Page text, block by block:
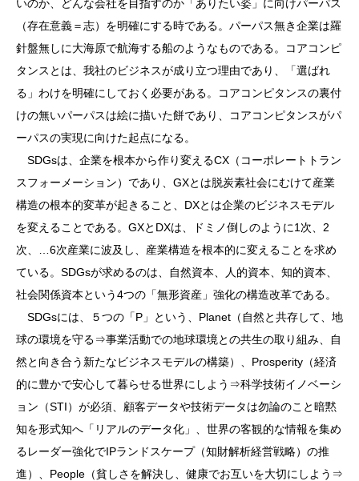
いのか、どんな会社を目指すのか「ありたい姿」に向けパーパス
（存在意義＝志）を明確にする時である。パーパス無き企業は羅
針盤無しに大海原で航海する船のようなものである。コアコンピ
タンスとは、我社のビジネスが成り立つ理由であり、「選ばれ
る」わけを明確にしておく必要がある。コアコンピタンスの裏付
けの無いパーパスは絵に描いた餅であり、コアコンピタンスがパ
ーパスの実現に向けた起点になる。
SDGsは、企業を根本から作り変えるCX（コーポレートトラン
スフォーメーション）であり、GXとは脱炭素社会にむけて産業
構造の根本的変革が起きること、DXとは企業のビジネスモデル
を変えることである。GXとDXは、ドミノ倒しのように1次、2
次、…6次産業に波及し、産業構造を根本的に変えることを求め
ている。SDGsが求めるのは、自然資本、人的資本、知的資本、
社会関係資本という4つの「無形資産」強化の構造改革である。
SDGsには、５つの「P」という、Planet（自然と共存して、地
球の環境を守る⇒事業活動での地球環境との共生の取り組み、自
然と向き合う新たなビジネスモデルの構築）、Prosperity（経済
的に豊かで安心して暮らせる世界にしよう⇒科学技術イノベーシ
ョン（STI）が必須、顧客データや技術データは勿論のこと暗黙
知を形式知へ「リアルのデータ化」、世界の客観的な情報を集め
るレーダー強化でIPランドスケープ（知財解析経営戦略）の推
進）、People（貧しさを解決し、健康でお互いを大切にしよう⇒